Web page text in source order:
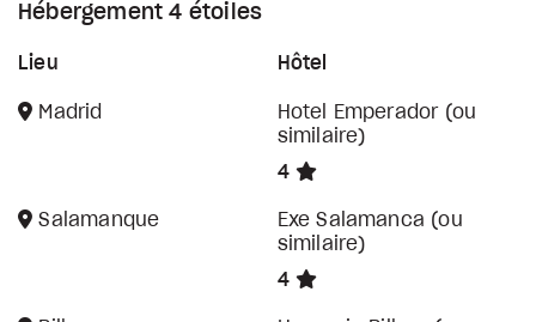
Hébergement 4 étoiles
Lieu Hôtel
Madrid
Hotel Emperador (ou
similaire)
4
Salamanque
Exe Salamanca (ou
similaire)
4